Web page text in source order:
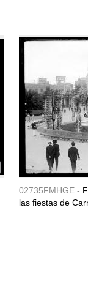
02735FMHGE -
las fiestas de